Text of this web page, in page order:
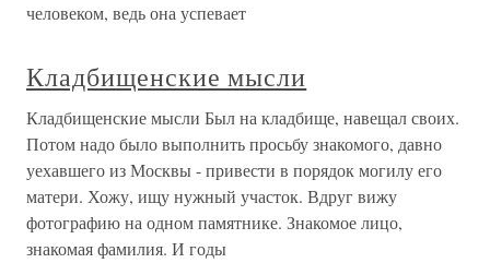
человеком, ведь она успевает
Кладбищенские мысли
Кладбищенские мысли Был на кладбище, навещал своих.
Потом надо было выполнить просьбу знакомого, давно
уехавшего из Москвы - привести в порядок могилу его
матери. Хожу, ищу нужный участок. Вдруг вижу
фотографию на одном памятнике. Знакомое лицо,
знакомая фамилия. И годы